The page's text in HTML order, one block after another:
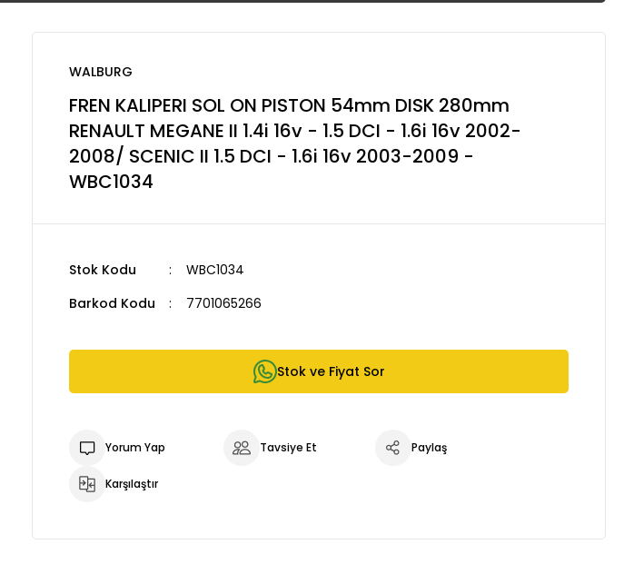
WALBURG
FREN KALIPERI SOL ON PISTON 54mm DISK 280mm
RENAULT MEGANE II 1.4i 16v - 1.5 DCI - 1.6i 16v 2002-
2008/ SCENIC II 1.5 DCI - 1.6i 16v 2003-2009 -
WBC1034
Stok Kodu
WBC1034
Barkod Kodu
7701065266
Stok ve Fiyat Sor
Yorum Yap Tavsiye Et Paylaş
Karşılaştır